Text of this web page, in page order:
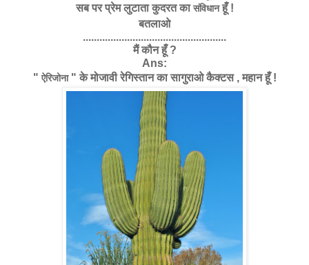
सब पर प्रेम लुटाता कुदरत कासंविधानहूँ !
बतलाओ
....................................................
मैं कौन हूँ ?
Ans:
" ऐरिजोना "के मोजावी रेगिस्तान का सागुराओ कैक्टस , महान हूँ !